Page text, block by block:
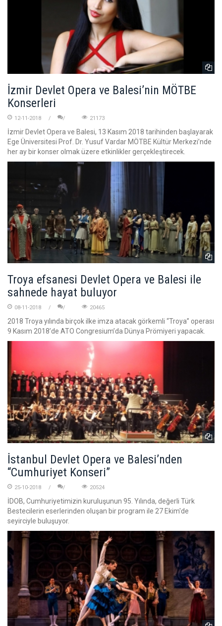
İzmir Devlet Opera ve Balesi’nin MÖTBE
Konserleri
12-11-2018 21173
İzmir Devlet Opera ve Balesi, 13 Kasım 2018 tarihinden başlayarak
Ege Üniversitesi Prof. Dr. Yusuf Vardar MÖTBE Kültür Merkezi’nde
her ay bir konser olmak üzere etkinlikler gerçekleştirecek.
Troya efsanesi Devlet Opera ve Balesi ile
sahnede hayat buluyor
08-11-2018 20465
2018 Troya yılında birçok ilke imza atacak görkemli “Troya” operası
9 Kasım 2018’de ATO Congresium’da Dünya Prömiyeri yapacak.
İstanbul Devlet Opera ve Balesi’nden
“Cumhuriyet Konseri”
25-10-2018 20524
İDOB, Cumhuriyetimizin kuruluşunun 95. Yılında, değerli Türk
Bestecilerin eserlerinden oluşan bir program ile 27 Ekim'de
seyirciyle buluşuyor.